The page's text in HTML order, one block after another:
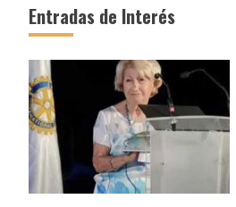
Entradas de Interés